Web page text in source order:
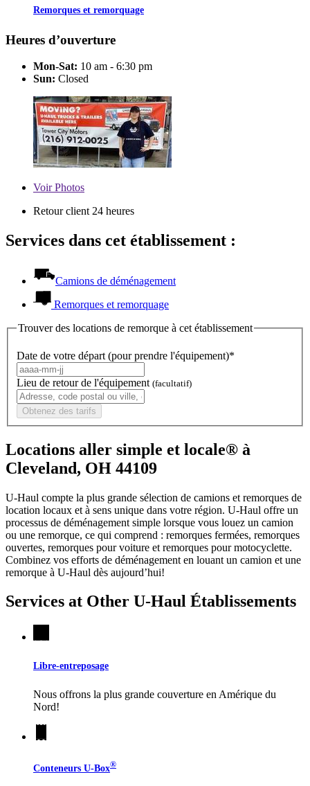
Remorques et remorquage
Heures d’ouverture
Mon-Sat: 10 am - 6:30 pm
Sun: Closed
VoirPhotos
Retour client 24 heures
Services dans cet établissement :
Camions de déménagement
Remorques et remorquage
Trouver des locations de remorque à cet établissement
Date de votre départ (pour prendre l'équipement)*
Lieu de retour de l'équipement (facultatif)
Obtenez des tarifs
Locations aller simple et locale® à
Cleveland, OH 44109
U-Haul compte la plus grande sélection de camions et remorques de
location locaux et à sens unique dans votre région. U-Haul offre un
processus de déménagement simple lorsque vous louez un camion
ou une remorque, ce qui comprend : remorques fermées, remorques
ouvertes, remorques pour voiture et remorques pour motocyclette.
Combinez vos efforts de déménagement en louant un camion et une
remorque à U-Haul dès aujourd’hui!
Services at Other U-Haul Établissements
Libre-entreposage
Nous offrons la plus grande couverture en Amérique du
Nord!
Conteneurs U-Box®